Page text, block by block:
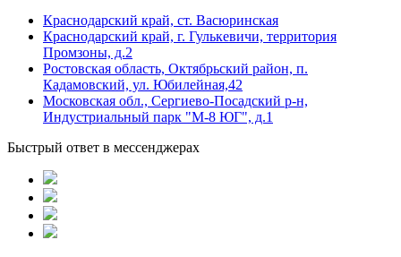
Краснодарский край, ст. Васюринская
Краснодарский край, г. Гулькевичи, территория
Промзоны, д.2
Ростовская область, Октябрьский район, п.
Кадамовский, ул. Юбилейная,42
Московская обл., Сергиево-Посадский р-н,
Индустриальный парк "М-8 ЮГ", д.1
Быстрый ответ в мессенджерах